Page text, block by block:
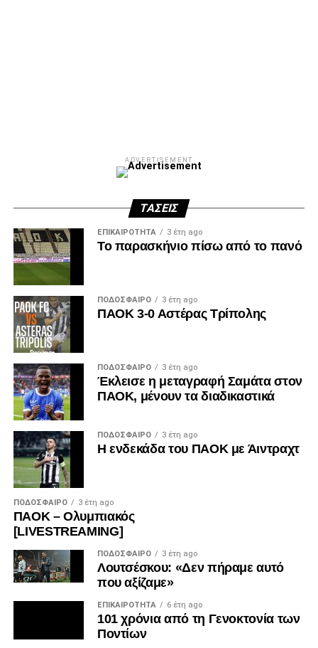
ADVERTISEMENT
ΤΆΣΕΙΣ
ΕΠΙΚΑΙΡΌΤΗΤΑ 3 έτη ago
Το παρασκήνιο πίσω από το πανό
ΠΟΔΌΣΦΑΙΡΟ 3 έτη ago
ΠΑΟΚ 3-0 Αστέρας Τρίπολης
ΠΟΔΌΣΦΑΙΡΟ 3 έτη ago
Έκλεισε η μεταγραφή Σαμάτα στον
ΠΑΟΚ, μένουν τα διαδικαστικά
ΠΟΔΌΣΦΑΙΡΟ 3 έτη ago
Η ενδεκάδα του ΠΑΟΚ με Άιντραχτ
ΠΟΔΌΣΦΑΙΡΟ 3 έτη ago
ΠΑΟΚ – Ολυμπιακός
[LIVESTREAMING]
ΠΟΔΌΣΦΑΙΡΟ 3 έτη ago
Λουτσέσκου: «Δεν πήραμε αυτό
που αξίζαμε»
6 έτη ago
101 χρόνια από τη Γενοκτονία των